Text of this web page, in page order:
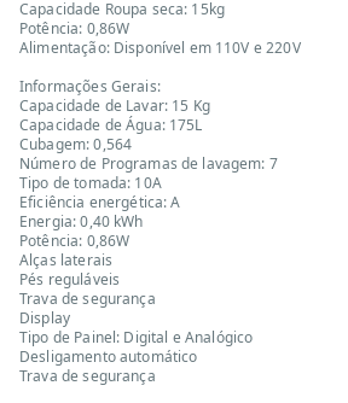
Capacidade Roupa seca: 15kg
Potência: 0,86W
Alimentação: Disponível em 110V e 220V
Informações Gerais:
Capacidade de Lavar: 15 Kg
Capacidade de Água: 175L
Cubagem: 0,564
Número de Programas de lavagem: 7
Tipo de tomada: 10A
Eficiência energética: A
Energia: 0,40 kWh
Potência: 0,86W
Alças laterais
Pés reguláveis
Trava de segurança
Display
Tipo de Painel: Digital e Analógico
Desligamento automático
Trava de segurança